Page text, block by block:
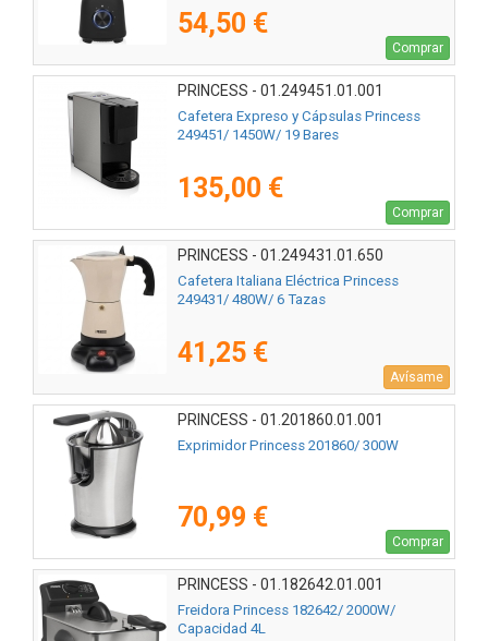
54,50 €
Comprar
PRINCESS - 01.249451.01.001
Cafetera Expreso y Cápsulas Princess
249451/ 1450W/ 19 Bares
135,00 €
Comprar
PRINCESS - 01.249431.01.650
Cafetera Italiana Eléctrica Princess
249431/ 480W/ 6 Tazas
41,25 €
Avísame
PRINCESS - 01.201860.01.001
Exprimidor Princess 201860/ 300W
70,99 €
Comprar
PRINCESS - 01.182642.01.001
Freidora Princess 182642/ 2000W/
Capacidad 4L